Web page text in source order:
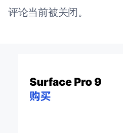
评论当前被关闭。